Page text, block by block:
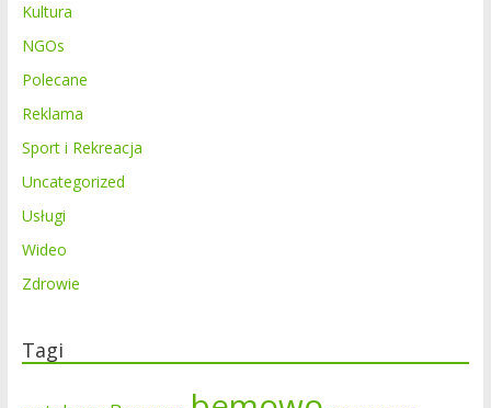
Kultura
NGOs
Polecane
Reklama
Sport i Rekreacja
Uncategorized
Usługi
Wideo
Zdrowie
Tagi